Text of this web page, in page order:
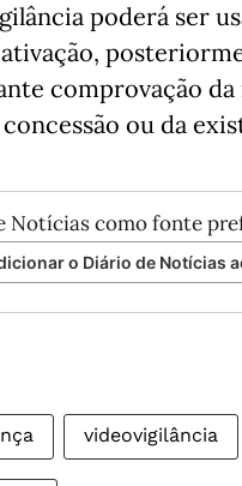
poderá ser
comprovação
ou da
Notícias como fonte
o Diário de Notícias
videovigilância